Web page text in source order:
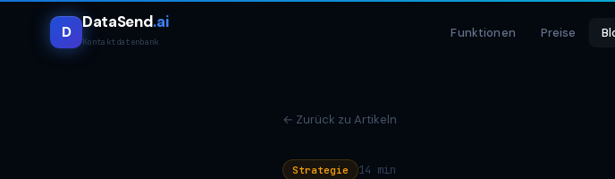
D
DataSend.ai
Kontaktdatenbank
Funktionen Preise
← Zurück zu Artikeln
Strategie 14 min